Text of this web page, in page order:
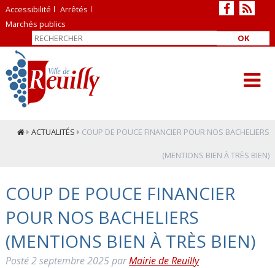
Accessibilité
Arrêtés
Marchés publics
OK
ACTUALITÉS COUP DE POUCE FINANCIER POUR NOS BACHELIERS
(MENTIONS BIEN À TRÈS BIEN)
COUP DE POUCE FINANCIER
POUR NOS BACHELIERS
(MENTIONS BIEN À TRÈS BIEN)
Posté2 septembre 2025parMairie de Reuilly